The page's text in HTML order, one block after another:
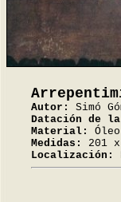
Autor:
Simó
Datación de
Material:
Medidas:
201
Localización: